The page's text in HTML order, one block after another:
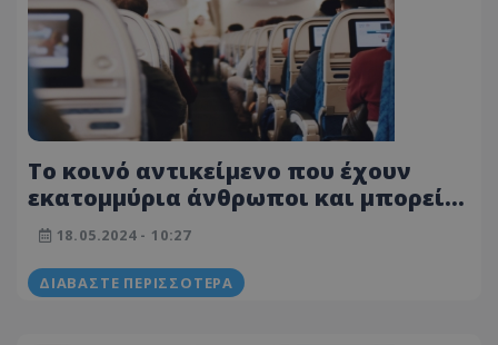
Το κοινό αντικείμενο που έχουν
εκατομμύρια άνθρωποι και μπορεί
να εκραγεί στο αεροπλάνο - Δεν
είναι το κινητό
18.05.2024 - 10:27
ΔΙΑΒΆΣΤΕ ΠΕΡΙΣΣΌΤΕΡΑ